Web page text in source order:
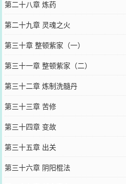
第二十八章 炼药
第二十九章 灵魂之火
第三十章 整顿紫家（一）
第三十一章 整顿紫家（二）
第三十二章 炼制洗髓丹
第三十三章 苦修
第三十四章 变故
第三十五章 出关
第三十六章 阴阳棍法